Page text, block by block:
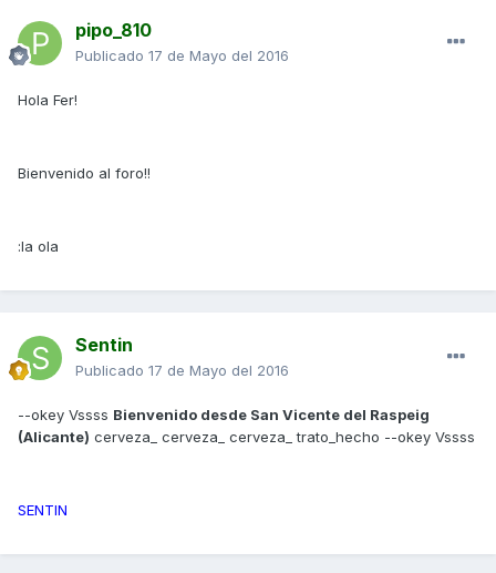
pipo_810
Publicado 17 de Mayo del 2016
Hola Fer!
Bienvenido al foro!!
:la ola
Sentin
Publicado 17 de Mayo del 2016
--okey Vssss Bienvenido desde San Vicente del Raspeig
(Alicante) cerveza_ cerveza_ cerveza_ trato_hecho --okey Vssss
SENTIN